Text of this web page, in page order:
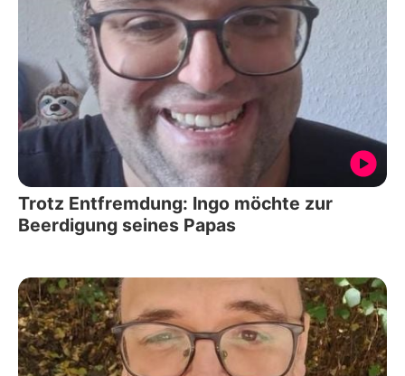
Trotz Entfremdung: Ingo möchte zur
Beerdigung seines Papas